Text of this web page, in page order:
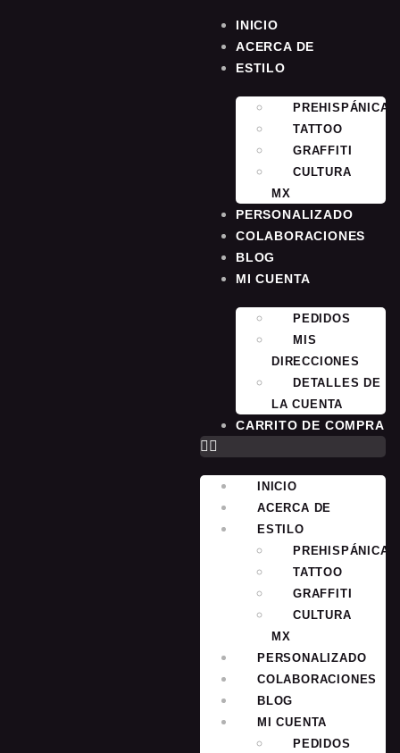
INICIO
ACERCA DE
ESTILO
PREHISPÁNICA
TATTOO
GRAFFITI
CULTURA
MX
PERSONALIZADO
COLABORACIONES
BLOG
MI CUENTA
PEDIDOS
MIS
DIRECCIONES
DETALLES DE
LA CUENTA
CARRITO DE COMPRA
INICIO
ACERCA DE
ESTILO
PREHISPÁNICA
TATTOO
GRAFFITI
CULTURA
MX
PERSONALIZADO
COLABORACIONES
BLOG
MI CUENTA
PEDIDOS